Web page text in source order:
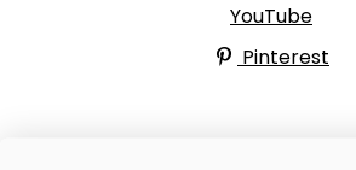
YouTube
Pinterest